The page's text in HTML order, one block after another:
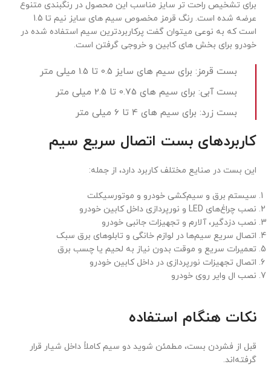
برای تشخیص راحت تر سایز مناسب این محصول در رنگبندی متنوع
عرضه شده است. رنگ قرمز مخصوص سیم های سایز نیم تا 1.5
است که به نوعی میتوان گفت پرکاربردترین سیم استفاده شده در
خودرو برای بخش های کابین و خروجی گرفتن است.
بست قرمز: برای سیم های سایز 0.5 تا 1.5 میلی متر
بست آبی: برای سیم های 0.75 تا 2.5 میلی متر
بست زرد: برای سیم های 4 تا 6 میلی متر
کاربردهای بست اتصال سریع سیم
این بست در صنایع مختلف کاربرد دارد، از جمله:
سیستم برق و سیم‌کشی خودرو و موتورسیکلت
نصب چراغ‌های LED و نورپردازی داخل کابین خودرو
نصب دزدگیر، آلارم و تجهیزات جانبی خودرو
اتصال سریع سیم‌ها در لوازم خانگی و تابلوهای برق سبک
تعمیرات سریع و موقت بدون نیاز به لحیم یا چسب برق
اتصال تجهیزات نورپردازی در داخل کابین خودرو
نصب ال وایر روی خودرو
نکات هنگام استفاده
قبل از فشردن بست، مطمئن شوید دو سیم کاملاً داخل شیار قرار
گرفته‌اند.